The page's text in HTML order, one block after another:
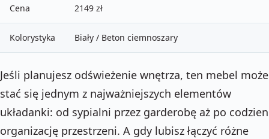
Cena 2149 zł
Kolorystyka Biały / Beton ciemnoszary
Jeśli planujesz odświeżenie wnętrza, ten mebel może
stać się jednym z najważniejszych elementów
układanki: od sypialni przez garderobę aż po
organizację przestrzeni. A gdy lubisz łączyć różne